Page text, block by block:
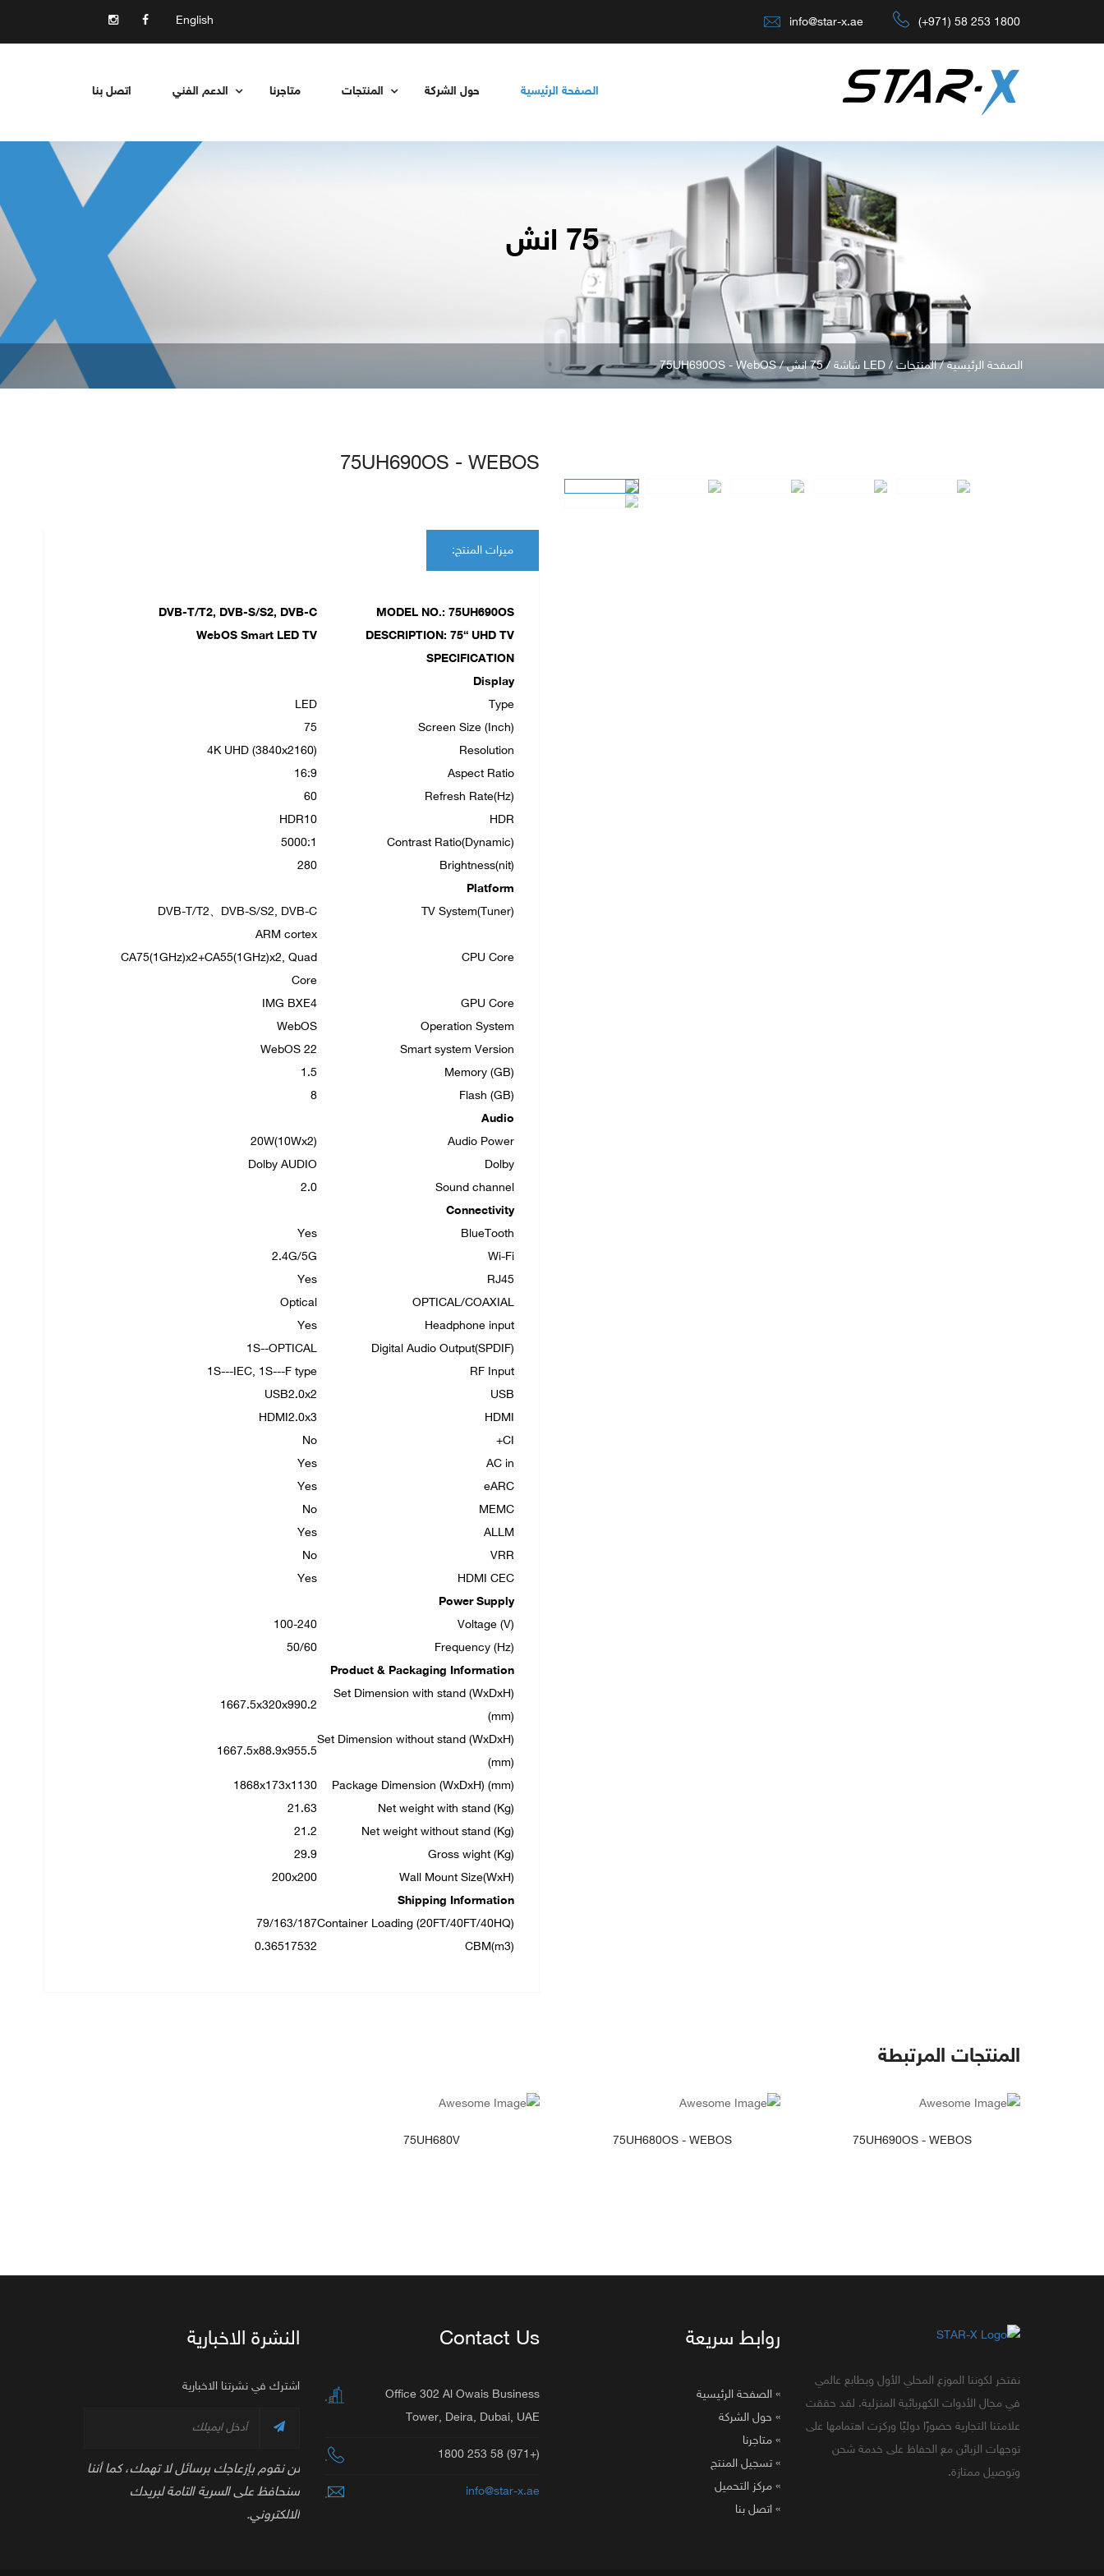
(+971) 58 253 1800
info@star-x.ae
English
الصفحة الرئيسية حول الشركة المنتجات متاجرنا الدعم الفني اتصل بنا
75 انش
الصفحة الرئيسية/المنتجات/ LED شاشة /75 انش / 75UH690OS - WebOS
75UH690OS - WEBOS
ميزات المنتج:
MODEL NO.: 75UH690OS
DVB-T/T2, DVB-S/S2, DVB-C
DESCRIPTION: 75“ UHD TV
WebOS Smart LED TV
SPECIFICATION
Display
Type
LED
Screen Size (Inch)
75
Resolution
4K UHD (3840x2160)
Aspect Ratio
16:9
Refresh Rate(Hz)
60
HDR
HDR10
Contrast Ratio(Dynamic)
5000:1
Brightness(nit)
280
Platform
TV System(Tuner)
DVB-T/T2、DVB-S/S2, DVB-C
CPU Core
ARM cortex
CA75(1GHz)x2+CA55(1GHz)x2, Quad
Core
GPU Core
IMG BXE4
Operation System
WebOS
Smart system Version
WebOS 22
Memory (GB)
1.5
Flash (GB)
8
Audio
Audio Power
20W(10Wx2)
Dolby
Dolby AUDIO
Sound channel
2.0
Connectivity
BlueTooth
Yes
Wi-Fi
2.4G/5G
RJ45
Yes
OPTICAL/COAXIAL
Optical
Headphone input
Yes
Digital Audio Output(SPDIF)
1S--OPTICAL
RF Input
1S---IEC, 1S---F type
USB
USB2.0x2
HDMI
HDMI2.0x3
CI+
No
AC in
Yes
eARC
Yes
MEMC
No
ALLM
Yes
VRR
No
HDMI CEC
Yes
Power Supply
Voltage (V)
100-240
Frequency (Hz)
50/60
Product & Packaging Information
Set Dimension with stand (WxDxH)
(mm)
1667.5x320x990.2
Set Dimension without stand (WxDxH)
(mm)
1667.5x88.9x955.5
Package Dimension (WxDxH) (mm)
1868x173x1130
Net weight with stand (Kg)
21.63
Net weight without stand (Kg)
21.2
Gross wight (Kg)
29.9
Wall Mount Size(WxH)
200x200
Shipping Information
Container Loading (20FT/40FT/40HQ)
79/163/187
CBM(m3)
0.36517532
المنتجات المرتبطة
انظر التفاصيل
75UH690OS - WEBOS
انظر التفاصيل
75UH680OS - WEBOS
انظر التفاصيل
75UH680V
نفتخر لكوننا الموزع المحلي الأول وبطابع عالمي
في مجال الأدوات الكهربائية المنزلية. لقد حققت
علامتنا التجارية حضورًا دوليًا وركزت اهتمامها على
توجهات الزبائن مع الحفاظ على خدمة شحن
وتوصيل ممتازة.
روابط سريعة
» الصفحة الرئيسية
» حول الشركة
» متاجرنا
» تسجيل المنتج
» مركز التحميل
» اتصل بنا
Contact Us
.
Office 302 Al Owais Business
Tower, Deira, Dubai, UAE
. (+971) 58 253 1800
. info@star-x.ae
النشرة الاخبارية
اشترك في نشرتنا الاخبارية
لن نقوم بإزعاجك برسائل لا تهمك، كما أننا
سنحافظ على السرية التامة لبريدك
الالكتروني.